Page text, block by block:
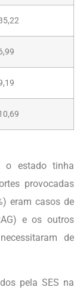
o estado tinha
provocadas
eram casos de
e os outros
de
pela SES na